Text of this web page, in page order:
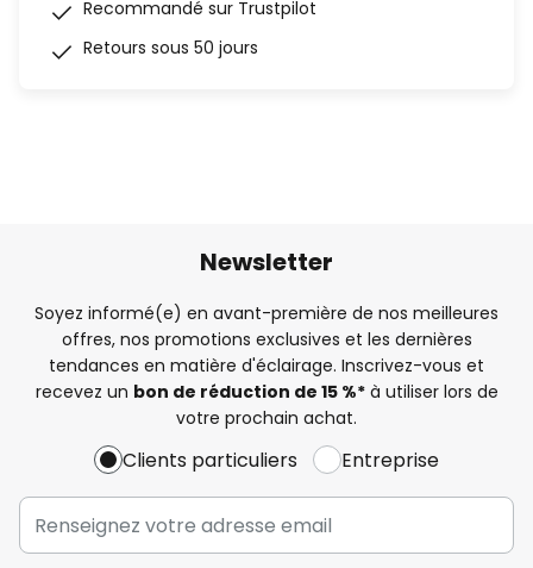
Recommandé sur Trustpilot
Retours sous 50 jours
Newsletter
Soyez informé(e) en avant-première de nos meilleures
offres, nos promotions exclusives et les dernières
tendances en matière d'éclairage. Inscrivez-vous et
recevez un bon de réduction de 15 %*à utiliser lors de
votre prochain achat.
Clients particuliers Entreprise